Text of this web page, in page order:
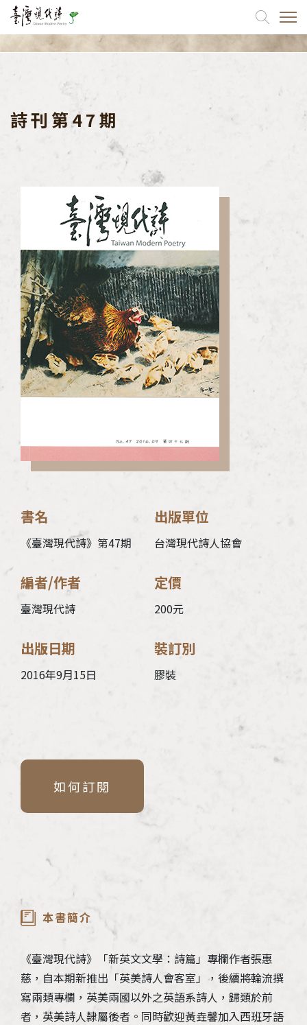
同仁出版品
如何訂閱
最新消息
活動訊息
加入會員
支持我們
詩刊第47期
書名
《臺灣現代詩》第47期
出版單位
台灣現代詩人協會
編者/作者
臺灣現代詩
定價
200元
出版日期
2016年9月15日
裝訂別
膠裝
如何訂閱
本書簡介
《臺灣現代詩》「新英文文學：詩篇」專欄作者張惠
慈，自本期新推出「英美詩人會客室」，後續將輪流撰
寫兩類專欄，英美兩國以外之英語系詩人，歸類於前
者，英美詩人隸屬後者。同時歡迎黃垚馨加入西班牙語